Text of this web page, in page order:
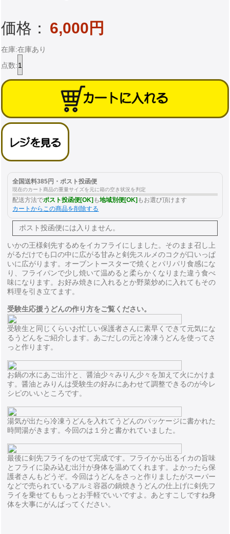
価格： 6,000円
在庫:在庫あり
点数:
全国送料385円・ポスト投函便
現在のカート商品の重量サイズを元に箱の空き状況を判定
配送方法でポスト投函便[OK]も地域別便[OK]もお選び頂けます
カートからこの商品を削除する
ポスト投函便には 入りません。
いかの王様剣先するめをイカフライにしました。そのまま召し上
がるだけでも口の中に広がる甘みと剣先スルメのコクが口いっぱ
いに広がります。オーブントースターで焼くとパリパリ食感にな
り、フライパンで少し焼いて温めると柔らかくなりまた違う食べ
味になります。お好み焼きに入れるとか野菜炒めに入れてもその
料理を引き立てます。
受験生応援うどんの作り方をご覧ください。
受験生と同じくらいお忙しい保護者さんに素早くできて元気にな
るうどんをご紹介します。あごだしの元と冷凍うどんを使ってさ
っと作ります。
お鍋の水にあご出汁と、醤油少々みりん少々を加えて火にかけま
す。醤油とみりんは受験生の好みにあわせて調整できるのが今レ
シピのいいところです。
湯気が出たら冷凍うどんを入れてうどんのパッケージに書かれた
時間湯がきます。今回のは１分と書かれていました。
最後に剣先フライをのせて完成です。フライから出るイカの旨味
とフライに染み込む出汁が身体を温めてくれます。よかったら保
護者さんもどうぞ。今回はうどんをさっと作りましたがスーパー
などで売られているアルミ容器の鍋焼きうどんの仕上げに剣先フ
ライを乗せてももっとお手軽でいいですよ。あとすこしですね身
体を大事にがんばってください。